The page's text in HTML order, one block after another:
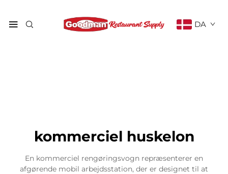
DA
kommerciel huskelon
En kommerciel rengøringsvogn repræsenterer en
afgørende mobil arbejdsstation, der er designet til at